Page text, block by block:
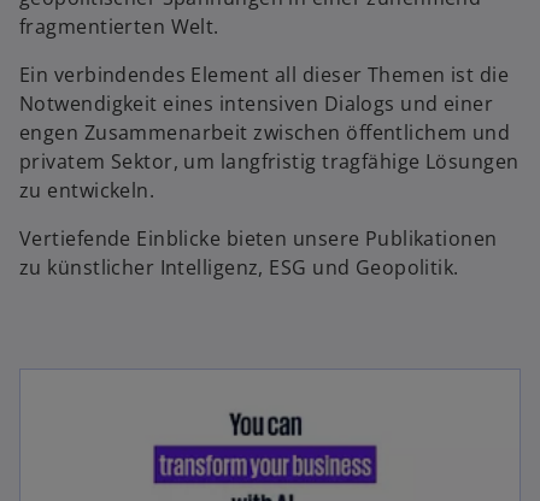
fragmentierten Welt.
Ein verbindendes Element all dieser Themen ist die
Notwendigkeit eines intensiven Dialogs und einer
engen Zusammenarbeit zwischen öffentlichem und
privatem Sektor, um langfristig tragfähige Lösungen
zu entwickeln.
Vertiefende Einblicke bieten unsere Publikationen
zu künstlicher Intelligenz, ESG und Geopolitik.